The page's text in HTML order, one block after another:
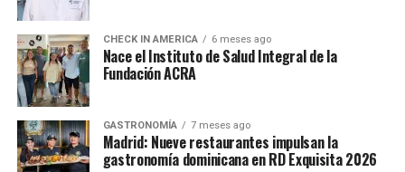
CHECK IN AMERICA 6 meses ago
Nace el Instituto de Salud Integral de la
Fundación ACRA
GASTRONOMÍA 7 meses ago
Madrid: Nueve restaurantes impulsan la
gastronomía dominicana en RD Exquisita 2026